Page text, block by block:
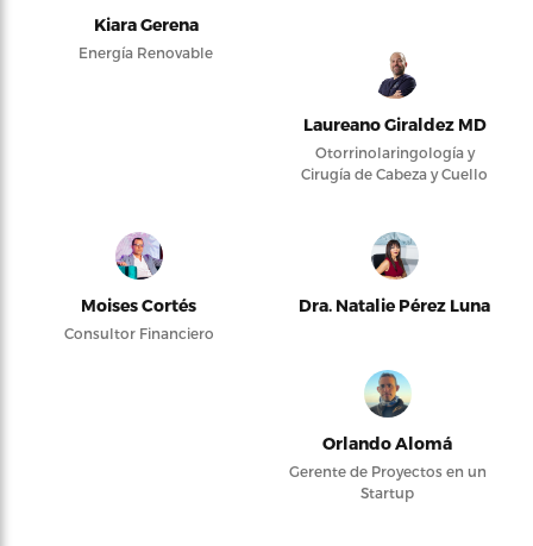
Kiara Gerena
Energía Renovable
Laureano Giraldez MD
Otorrinolaringología y
Cirugía de Cabeza y Cuello
Moises Cortés
Consultor Financiero
Dra. Natalie Pérez Luna
Orlando Alomá
Gerente de Proyectos en un
Startup